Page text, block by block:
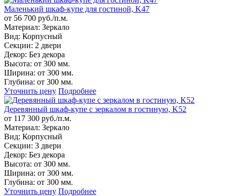
Маленький шкаф-купе для гостиной, K47
от 56 700 руб./п.м.
Материал: Зеркало
Вид: Корпусный
Секции: 2 двери
Декор: Без декора
Высота: от 300 мм.
Ширина: от 300 мм.
Глубина: от 300 мм.
Уточнить цену Подробнее
Деревянный шкаф-купе с зеркалом в гостиную, K52
от 117 300 руб./п.м.
Материал: Зеркало
Вид: Корпусный
Секции: 3 двери
Декор: Без декора
Высота: от 300 мм.
Ширина: от 300 мм.
Глубина: от 300 мм.
Уточнить цену Подробнее